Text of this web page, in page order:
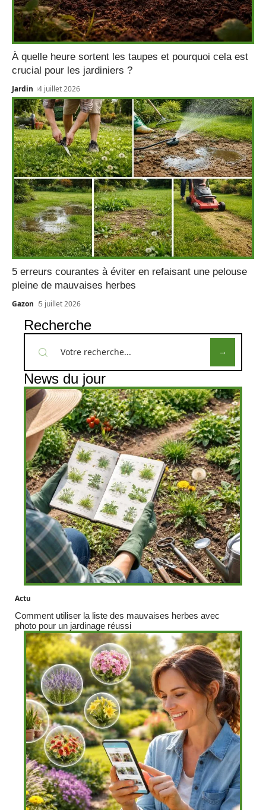
À quelle heure sortent les taupes et pourquoi cela est
crucial pour les jardiniers ?
Jardin 4 juillet 2026
5 erreurs courantes à éviter en refaisant une pelouse
pleine de mauvaises herbes
Gazon 5 juillet 2026
Recherche
News du jour
Actu
Comment utiliser la liste des mauvaises herbes avec
photo pour un jardinage réussi